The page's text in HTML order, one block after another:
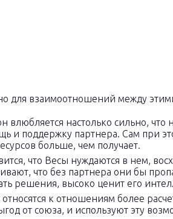
для взаимоотношений между
влюбляется настолько сильно, что
и поддержку партнера. Сам при
больше, чем получает.
что Весы нуждаются в нем,
что без партнера они бы
решения, высоко ценит его
к отношениям более
от союза, и используют эту